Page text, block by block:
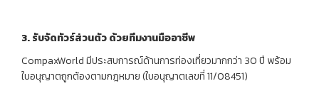
3.รับจัดทัวร์ส่วนตัว ด้วยทีมงานมืออาชีพ
CompaxWorld มีประสบการณ์ด้านการท่องเที่ยวมากกว่า 30 ปี พร้อม
ใบอนุญาตถูกต้องตามกฎหมาย (ใบอนุญาตเลขที่ 11/08451)